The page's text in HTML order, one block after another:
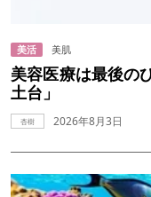
美活 美肌
美容医療は最後の
土台」
杏樹 2026年8月3日